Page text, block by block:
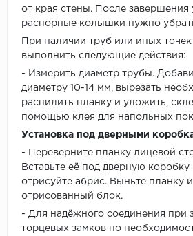
от края стены. После завершения
распорные колышки нужно
При наличии труб или иных
выполнить следующие действия:
- Измерить диаметр трубы.
диаметру 10-14 мм, вырезать
распилить планку и уложить,
помощью клея для напольных
Установка под дверными
- Переверните планку лицевой
Вставьте её под дверную коробку
отрисуйте абрис. Выньте планку
отрисованный блок.
- Для надёжного соединения при
торцевых замков по